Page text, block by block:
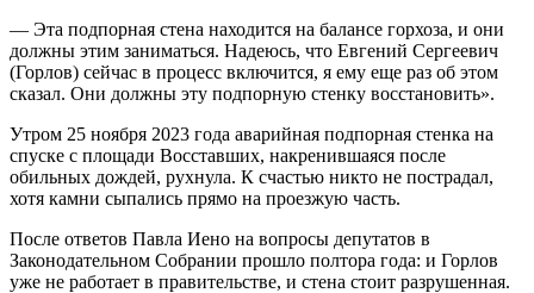
— Эта подпорная стена находится на балансе горхоза, и они
должны этим заниматься. Надеюсь, что Евгений Сергеевич
(Горлов) сейчас в процесс включится, я ему еще раз об этом
сказал. Они должны эту подпорную стенку восстановить».
Утром 25 ноября 2023 года аварийная подпорная стенка на
спуске с площади Восставших, накренившаяся после
обильных дождей, рухнула. К счастью никто не пострадал,
хотя камни сыпались прямо на проезжую часть.
После ответов Павла Иено на вопросы депутатов в
Законодательном Собрании прошло полтора года: и Горлов
уже не работает в правительстве, и стена стоит разрушенная.